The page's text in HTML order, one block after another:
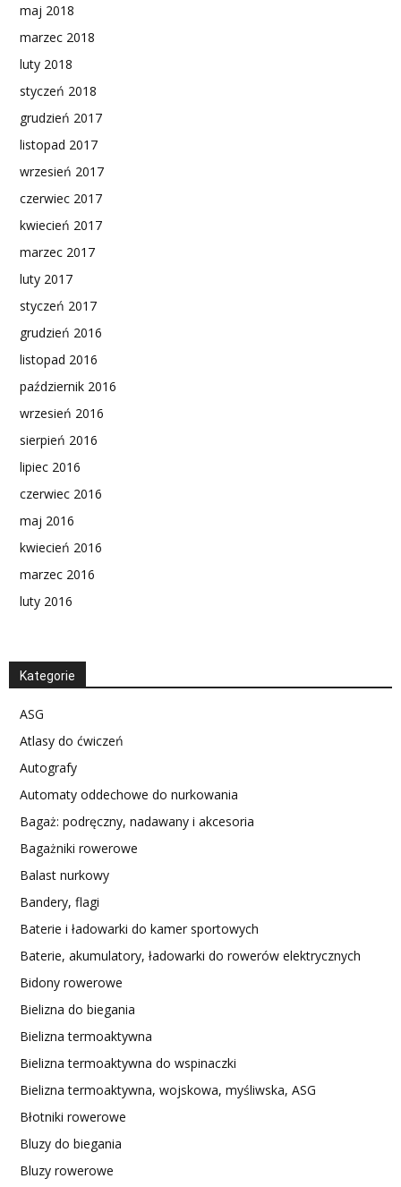
maj 2018
marzec 2018
luty 2018
styczeń 2018
grudzień 2017
listopad 2017
wrzesień 2017
czerwiec 2017
kwiecień 2017
marzec 2017
luty 2017
styczeń 2017
grudzień 2016
listopad 2016
październik 2016
wrzesień 2016
sierpień 2016
lipiec 2016
czerwiec 2016
maj 2016
kwiecień 2016
marzec 2016
luty 2016
Kategorie
ASG
Atlasy do ćwiczeń
Autografy
Automaty oddechowe do nurkowania
Bagaż: podręczny, nadawany i akcesoria
Bagażniki rowerowe
Balast nurkowy
Bandery, flagi
Baterie i ładowarki do kamer sportowych
Baterie, akumulatory, ładowarki do rowerów elektrycznych
Bidony rowerowe
Bielizna do biegania
Bielizna termoaktywna
Bielizna termoaktywna do wspinaczki
Bielizna termoaktywna, wojskowa, myśliwska, ASG
Błotniki rowerowe
Bluzy do biegania
Bluzy rowerowe